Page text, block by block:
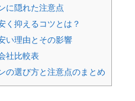
に隠れた注意点
く抑えるコツとは？
い理由とその影響
社比較表
の選び方と注意点のまとめ